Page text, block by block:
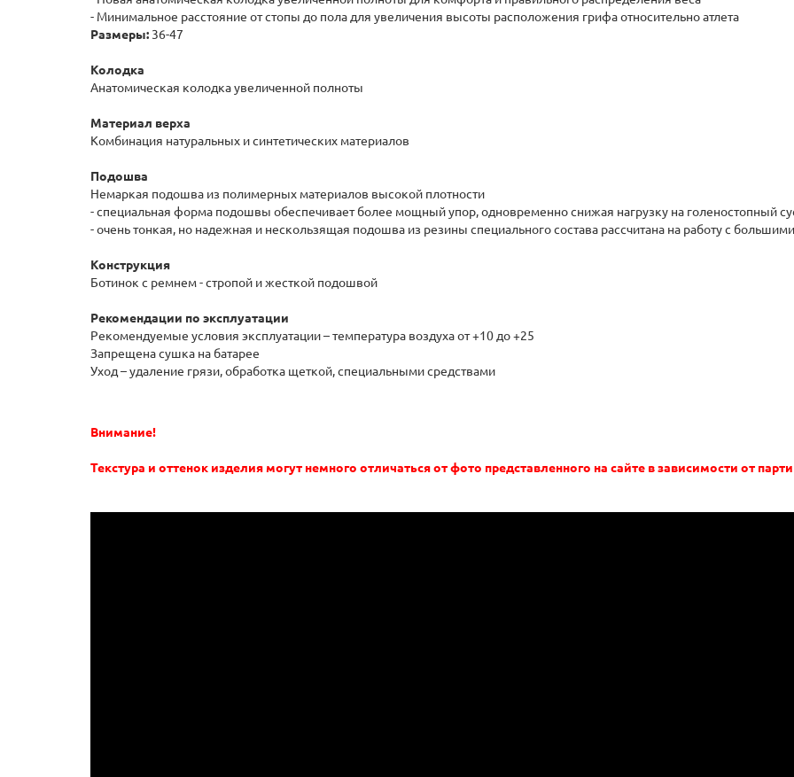
- Минимальное расстояние от стопы до пола для увеличения высоты расположения грифа относительно атлета
Размеры: 36-47
Колодка
Анатомическая колодка увеличенной полноты
Материал верха
Комбинация натуральных и синтетических материалов
Подошва
Немаркая подошва из полимерных материалов высокой плотности
- специальная форма подошвы обеспечивает более мощный упор, одновременно снижая нагрузку на голеностопный
- очень тонкая, но надежная и нескользящая подошва из резины специального состава рассчитана на работу с
Конструкция
Ботинок с ремнем - стропой и жесткой подошвой
Рекомендации по эксплуатации
Рекомендуемые условия эксплуатации – температура воздуха от +10 до +25
Запрещена сушка на батарее
Уход – удаление грязи, обработка щеткой, специальными средствами
Внимание!
Текстура и оттенок изделия могут немного отличаться от фото представленного на сайте в зависимости от